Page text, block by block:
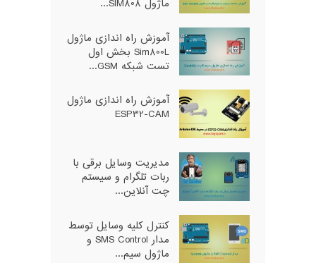
ماژول SIM808...
آموزش راه اندازی ماژول
Sim800L بخش اول
تست شبکه GSM...
آموزش راه اندازی ماژول
ESP32-CAM
مدیریت وسایل برقی با
ربات تلگرام و سیستم
چت آنلاین...
کنترل کلیه وسایل توسط
مدار SMS Control و
ماژول سیم...